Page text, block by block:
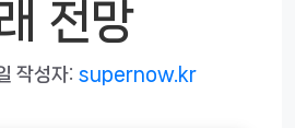
전망
작성자: supernow.kr